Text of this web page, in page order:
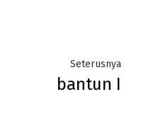
SeterusnyaNext
bantun I